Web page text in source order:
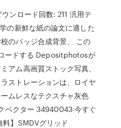
ンロード回数: 211 汎用テ
の新鮮な紙の論文に適した
のバッジ合成背景、 この
ードする Depositphotosが
アム高画質ストック写真、
ストレーションは、ロイヤ
ムレスなテクスチャ灰色
ベクター 34940043 今すぐ
】SMDVグリッド